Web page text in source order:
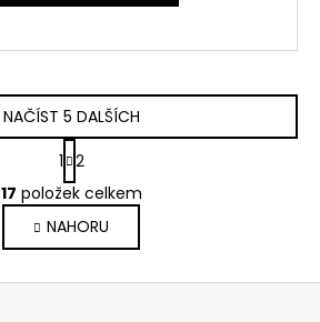
O
v
l
á
d
NAČÍST 5 DALŠÍCH
S
t
r
á
n
k
o
1 2
17 položek celkem
NAHORU